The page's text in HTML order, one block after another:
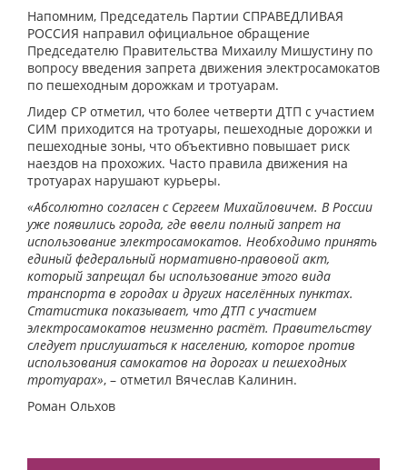
Напомним, Председатель Партии СПРАВЕДЛИВАЯ
РОССИЯ направил официальное обращение
Председателю Правительства Михаилу Мишустину по
вопросу введения запрета движения электросамокатов
по пешеходным дорожкам и тротуарам.
Лидер СР отметил, что более четверти ДТП с участием
СИМ приходится на тротуары, пешеходные дорожки и
пешеходные зоны, что объективно повышает риск
наездов на прохожих. Часто правила движения на
тротуарах нарушают курьеры.
«Абсолютно согласен с Сергеем Михайловичем. В России
уже появились города, где ввели полный запрет на
использование электросамокатов. Необходимо принять
единый федеральный нормативно-правовой акт,
который запрещал бы использование этого вида
транспорта в городах и других населённых пунктах.
Статистика показывает, что ДТП с участием
электросамокатов неизменно растёт. Правительству
следует прислушаться к населению, которое против
использования самокатов на дорогах и пешеходных
тротуарах», – отметил Вячеслав Калинин.
Роман Ольхов